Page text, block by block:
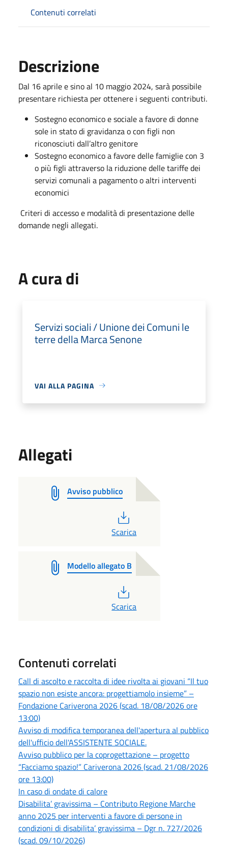
Contenuti correlati
Descrizione
Dal 16 aprile e sino al 10 maggio 2024, sarà possibile
presentare richiesta per ottenere i seguenti contributi.
Sostegno economico e sociale a favore di donne
sole in stato di gravidanza o con figli non
riconosciuti dall’altro genitore
Sostegno economico a favore delle famiglie con 3
o più figli attraverso la riduzione delle tariffe dei
servizi comunali a pagamento o altri interventi
economici
Criteri di accesso e modalità di presentazione delle
domande negli allegati.
A cura di
Servizi sociali / Unione dei Comuni le
terre della Marca Senone
VAI ALLA PAGINA
Allegati
Avviso pubblico
Scarica
Modello allegato B
Scarica
Contenuti correlati
Call di ascolto e raccolta di idee rivolta ai giovani “Il tuo
spazio non esiste ancora: progettiamolo insieme” –
Fondazione Cariverona 2026 (scad. 18/08/2026 ore
13:00)
Avviso di modifica temporanea dell'apertura al pubblico
dell'ufficio dell'ASSISTENTE SOCIALE.
Avviso pubblico per la coprogettazione – progetto
“Facciamo spazio!” Cariverona 2026 (scad. 21/08/2026
ore 13:00)
In caso di ondate di calore
Disabilita’ gravissima – Contributo Regione Marche
anno 2025 per interventi a favore di persone in
condizioni di disabilita’ gravissima – Dgr n. 727/2026
(scad. 09/10/2026)